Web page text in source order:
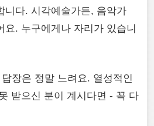
니다. 시각예술가든, 음악가
요. 누구에게나 자리가 있습니
장은 정말 느려요. 열성적인
받으신 분이 계시다면 - 꼭 다